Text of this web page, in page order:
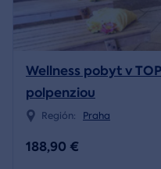
Wellness pobyt v
polpenziou
Región: Praha
188,90 €